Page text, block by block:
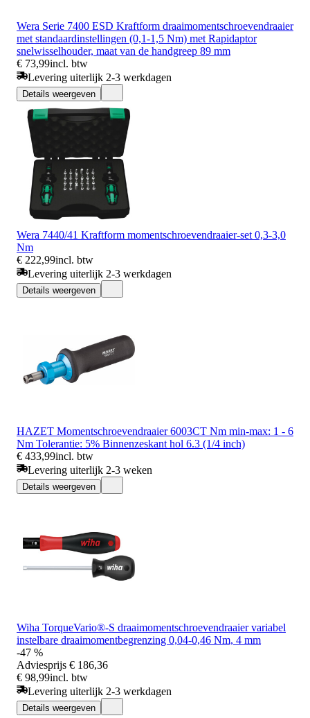
Wera Serie 7400 ESD Kraftform draaimomentschroevendraaier
met standaardinstellingen (0,1-1,5 Nm) met Rapidaptor
snelwisselhouder, maat van de handgreep 89 mm
€ 73,99incl. btw
Levering uiterlijk 2-3 werkdagen
Details weergeven
Wera 7440/41 Kraftform momentschroevendraaier-set 0,3-3,0
Nm
€ 222,99incl. btw
Levering uiterlijk 2-3 werkdagen
Details weergeven
HAZET Momentschroevendraaier 6003CT Nm min-max: 1 - 6
Nm Tolerantie: 5% Binnenzeskant hol 6.3 (1/4 inch)
€ 433,99incl. btw
Levering uiterlijk 2-3 weken
Details weergeven
Wiha TorqueVario®-S draaimomentschroevendraaier variabel
instelbare draaimomentbegrenzing 0,04-0,46 Nm, 4 mm
-47 %
Adviesprijs € 186,36
€ 98,99incl. btw
Levering uiterlijk 2-3 werkdagen
Details weergeven